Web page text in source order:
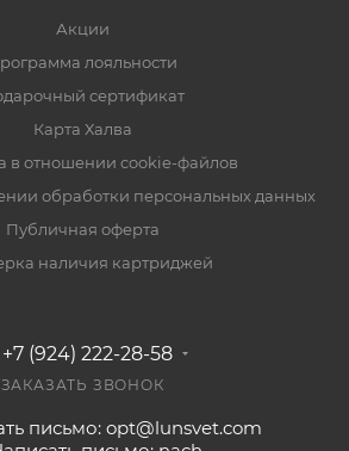
Акции
лояльности
сертификат
Карта Халва
в отношении cookie-файлов
обработки персональных данных
Публичная оферта
наличия картриджей
+7 (924) 222-28-58
ЗАКАЗАТЬ ЗВОНОК
письмо: opt@lunsvet.com